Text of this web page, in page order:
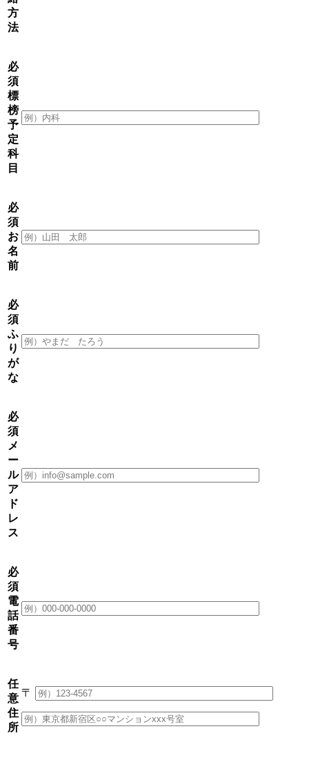
方
法
必
須
標
榜
予
定
科
目
必
須
お
名
前
必
須
ふ
り
が
な
必
須
メ
ー
ル
ア
ド
レ
ス
必
須
電
話
番
号
任
意
住
所
〒